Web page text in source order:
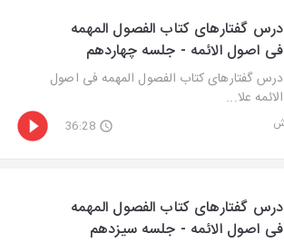
درس گفتارهای کتاب الفصول المهمه
فی اصول الائمه - جلسه چهاردهم
درس گفتارهای کتاب الفصول المهمه فی اصول
الائمه علا...
36:28
درس گفتارهای کتاب الفصول المهمه
فی اصول الائمه - جلسه سیزدهم